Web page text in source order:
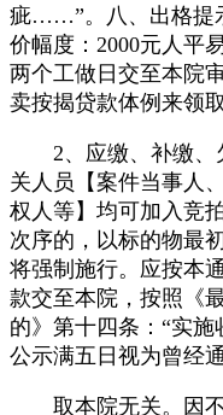
疵……”。八、出格提
价幅度：2000元人平
两个工做日交至本院
卖按揭贷款体例来领取
2、应缴、补缴、
关人员【案件当事人
权人等】均可加入竞
次序的，以标的物最
将强制施行。应按本
款交至本院，按照《
的》第十四条：“实
公示满五日视为曾经通
取本院无关。因不